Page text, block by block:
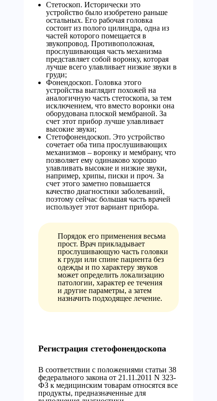
Стетоскоп. Исторически это
устройство было изобретено раньше
остальных. Его рабочая головка
состоит из полого цилиндра, одна из
частей которого помещается в
звукопровод. Противоположная,
прослушивающая часть механизма
представляет собой воронку, которая
лучше всего улавливает низкие звуки в
груди;
Фонендоскоп. Головка этого
устройства выглядит похожей на
аналогичную часть стетоскопа, за тем
исключением, что вместо воронки она
оборудована плоской мембраной. За
счет этот прибор лучше улавливает
высокие звуки;
Стетофонендоскоп. Это устройство
сочетает оба типа прослушивающих
механизмов – воронку и мембрану, что
позволяет ему одинаково хорошо
улавливать высокие и низкие звуки,
например, хрипы, писки и проч. За
счет этого заметно повышается
качество диагностики заболеваний,
поэтому сейчас большая часть врачей
использует этот вариант прибора.
Порядок его применения весьма
прост. Врач прикладывает
прослушивающую часть головки
к груди или спине пациента без
одежды и по характеру звуков
может определить локализацию
патологии, характер ее течения
и другие параметры, а затем
назначить подходящее лечение.
Регистрация стетофонендоскопа
В соответствии с положениями статьи 38
федерального закона от 21.11.2011 N 323-
ФЗ к медицинским товарам относятся все
продукты, предназначенные для